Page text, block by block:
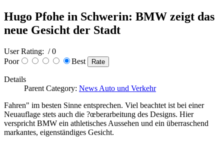
Hugo Pfohe in Schwerin: BMW zeigt das
neue Gesicht der Stadt
User Rating: / 0
Poor
Best
Details
Parent Category: News Auto und Verkehr
Fahren" im besten Sinne entsprechen. Viel beachtet ist bei einer
Neuauflage stets auch die ?œberarbeitung des Designs. Hier
verspricht BMW ein athletisches Aussehen und ein überraschend
markantes, eigenständiges Gesicht.